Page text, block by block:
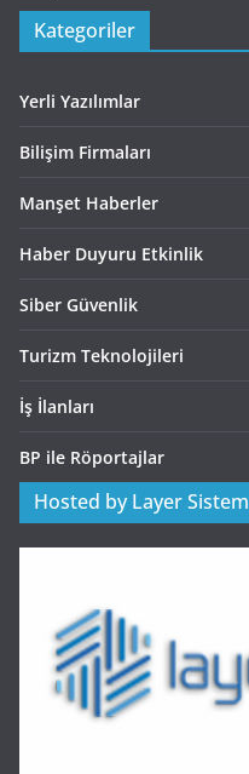
Kategoriler
Yerli Yazılımlar
Bilişim Firmaları
Manşet Haberler
Haber Duyuru Etkinlik
Siber Güvenlik
Turizm Teknolojileri
İş İlanları
BP ile Röportajlar
Hosted by Layer Sistem